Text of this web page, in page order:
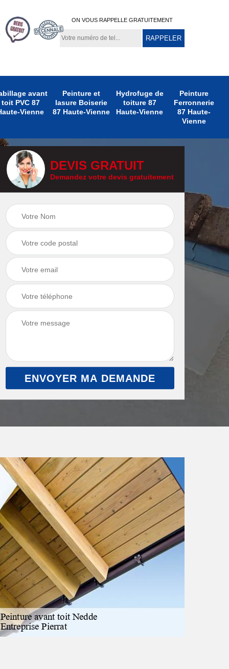
ON VOUS RAPPELLE GRATUITEMENT
avant
toit PVC 87
Vienne
Peinture et
lasure Boiserie
87 Haute-Vienne
Hydrofuge de
toiture 87
Haute-Vienne
Peinture
Ferronnerie
87 Haute-
Vienne
Peinture Extérieure
Peinture
Ferronnerie 87
Haute-Vienne
DEVIS GRATUIT
Demandez votre devis gratuitement